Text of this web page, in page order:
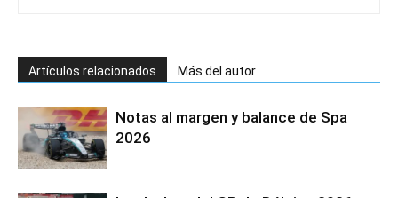
Artículos relacionados Más del autor
Notas al margen y balance de Spa
2026